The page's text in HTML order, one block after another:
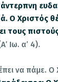
Χριστός
τους
Ιω. α’ 4).
να πάμε. Ο